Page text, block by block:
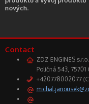
nových.
Contact
ZDZ ENGINES s.r.o.
Poličná 543, 75701
+420778002077